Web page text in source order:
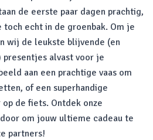
de eerste paar dagen prachtig,
toch echt in de groenbak. Om je
wij de leukste blijvende (en
alvast voor je
aan een prachtige vaas om
of een superhandige
de fiets. Ontdek onze
om jouw ultieme cadeau te
partners!